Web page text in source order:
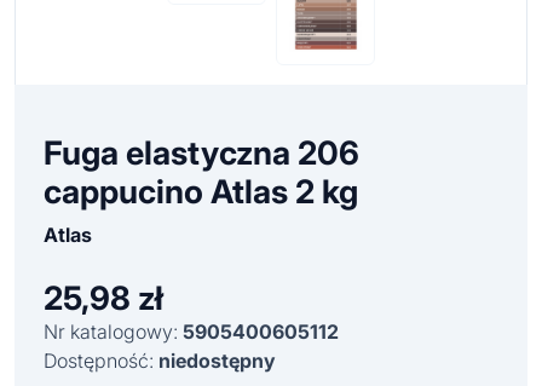
Fuga elastyczna 206
cappucino Atlas 2 kg
Atlas
25,98 zł
Nr katalogowy: 5905400605112
Dostępność: niedostępny